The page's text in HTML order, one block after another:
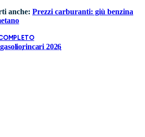
anche: Prezzi carburanti: giù benzina
gasoliorincari 2026